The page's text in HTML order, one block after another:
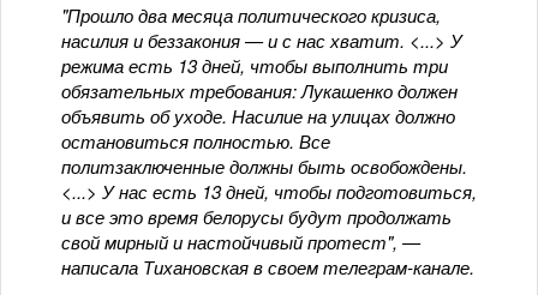
"Прошло два месяца политического кризиса,
насилия и беззакония — и с нас хватит. <...> У
режима есть 13 дней, чтобы выполнить три
обязательных требования: Лукашенко должен
объявить об уходе. Насилие на улицах должно
остановиться полностью. Все
политзаключенные должны быть освобождены.
<...> У нас есть 13 дней, чтобы подготовиться,
и все это время белорусы будут продолжать
свой мирный и настойчивый протест", —
написала Тихановская в своем телеграм-канале.